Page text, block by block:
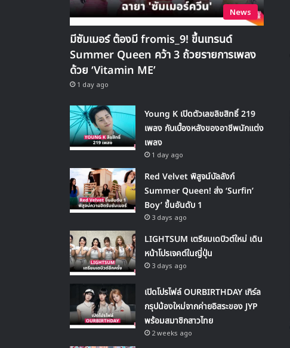
News
มีซัมเมอร์ ต้องมี fromis_9! ขึ้นเทรนด์
Summer Queen คว้า 3 ถ้วยรายการเพลง
ด้วย ‘Vitamin ME’
1 day ago
Young K เปิดตัวเลขลิขสิทธิ์ 219
เพลง กับเบื้องหลังของอาชีพนักแต่ง
เพลง
1 day ago
Red Velvet พิสูจน์บัลลังก์
Summer Queen! ส่ง ‘Surfin’
Boy’ ขึ้นอันดับ 1
3 days ago
LIGHTSUM เตรียมเดบิวต์ใหม่ เดิน
หน้าโปรเจคต์ในญี่ปุ่น
3 days ago
เปิดโปรไฟล์ OURBIRTHDAY เกิร์ล
กรุปน้องใหม่จากค่ายอิสระของ JYP
พร้อมสมาชิกสาวไทย
2 weeks ago